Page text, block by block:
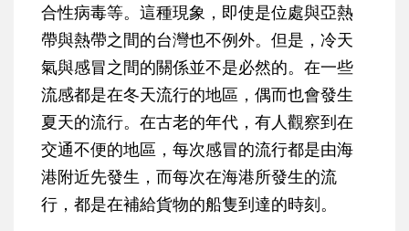
合性病毒等。這種現象，即使是位處與亞熱
帶與熱帶之間的台灣也不例外。但是，冷天
氣與感冒之間的關係並不是必然的。在一些
流感都是在冬天流行的地區，偶而也會發生
夏天的流行。在古老的年代，有人觀察到在
交通不便的地區，每次感冒的流行都是由海
港附近先發生，而每次在海港所發生的流
行，都是在補給貨物的船隻到達的時刻。